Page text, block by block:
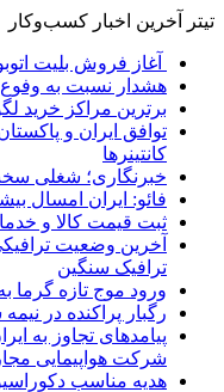
تیتر آخرین اخبار کسب‌وکار
آغاز فروش بلیت
هشدار نسبت به وفوع
برترین مراکز خرید
توافق ایران و
کانتینرها
خبرنگاری؛ شغلی
فائو: ایران امسال بیشتر از متوسط
ثبت قیمت کالا و خدمات در
آخرین وضعیت
ترافیک سنگین
ورود موج تازه گرما
رگبار پراکنده در
شرکت هواپیمایی
هدیه مناسب